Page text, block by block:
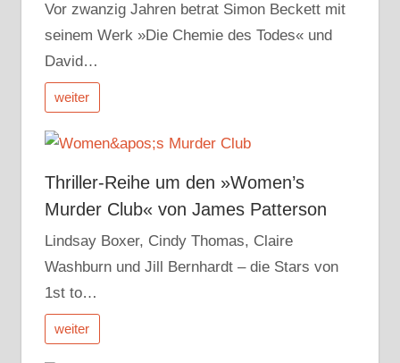
Vor zwanzig Jahren betrat Simon Beckett mit
seinem Werk »Die Chemie des Todes« und
David…
weiter
Thriller-Reihe um den »Women’s
Murder Club« von James Patterson
Lindsay Boxer, Cindy Thomas, Claire
Washburn und Jill Bernhardt – die Stars von
1st to…
weiter